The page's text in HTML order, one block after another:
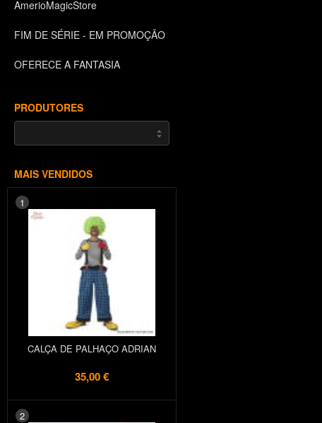
AmerioMagicStore
FIM DE SÉRIE - EM PROMOÇÃO
OFERECE A FANTASIA
PRODUTORES
MAIS VENDIDOS
1
CALÇA DE PALHAÇO ADRIAN
35,00 €
2